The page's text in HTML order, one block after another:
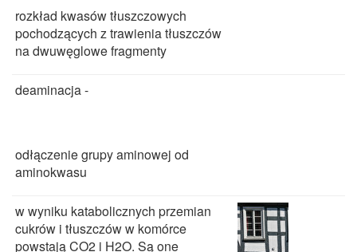
rozkład kwasów tłuszczowych
pochodzących z trawienia tłuszczów
na dwuwęglowe fragmenty
deaminacja -
odłączenie grupy aminowej od
aminokwasu
w wyniku katabolicznych przemian
cukrów i tłuszczów w komórce
powstają CO2 i H2O. Są one